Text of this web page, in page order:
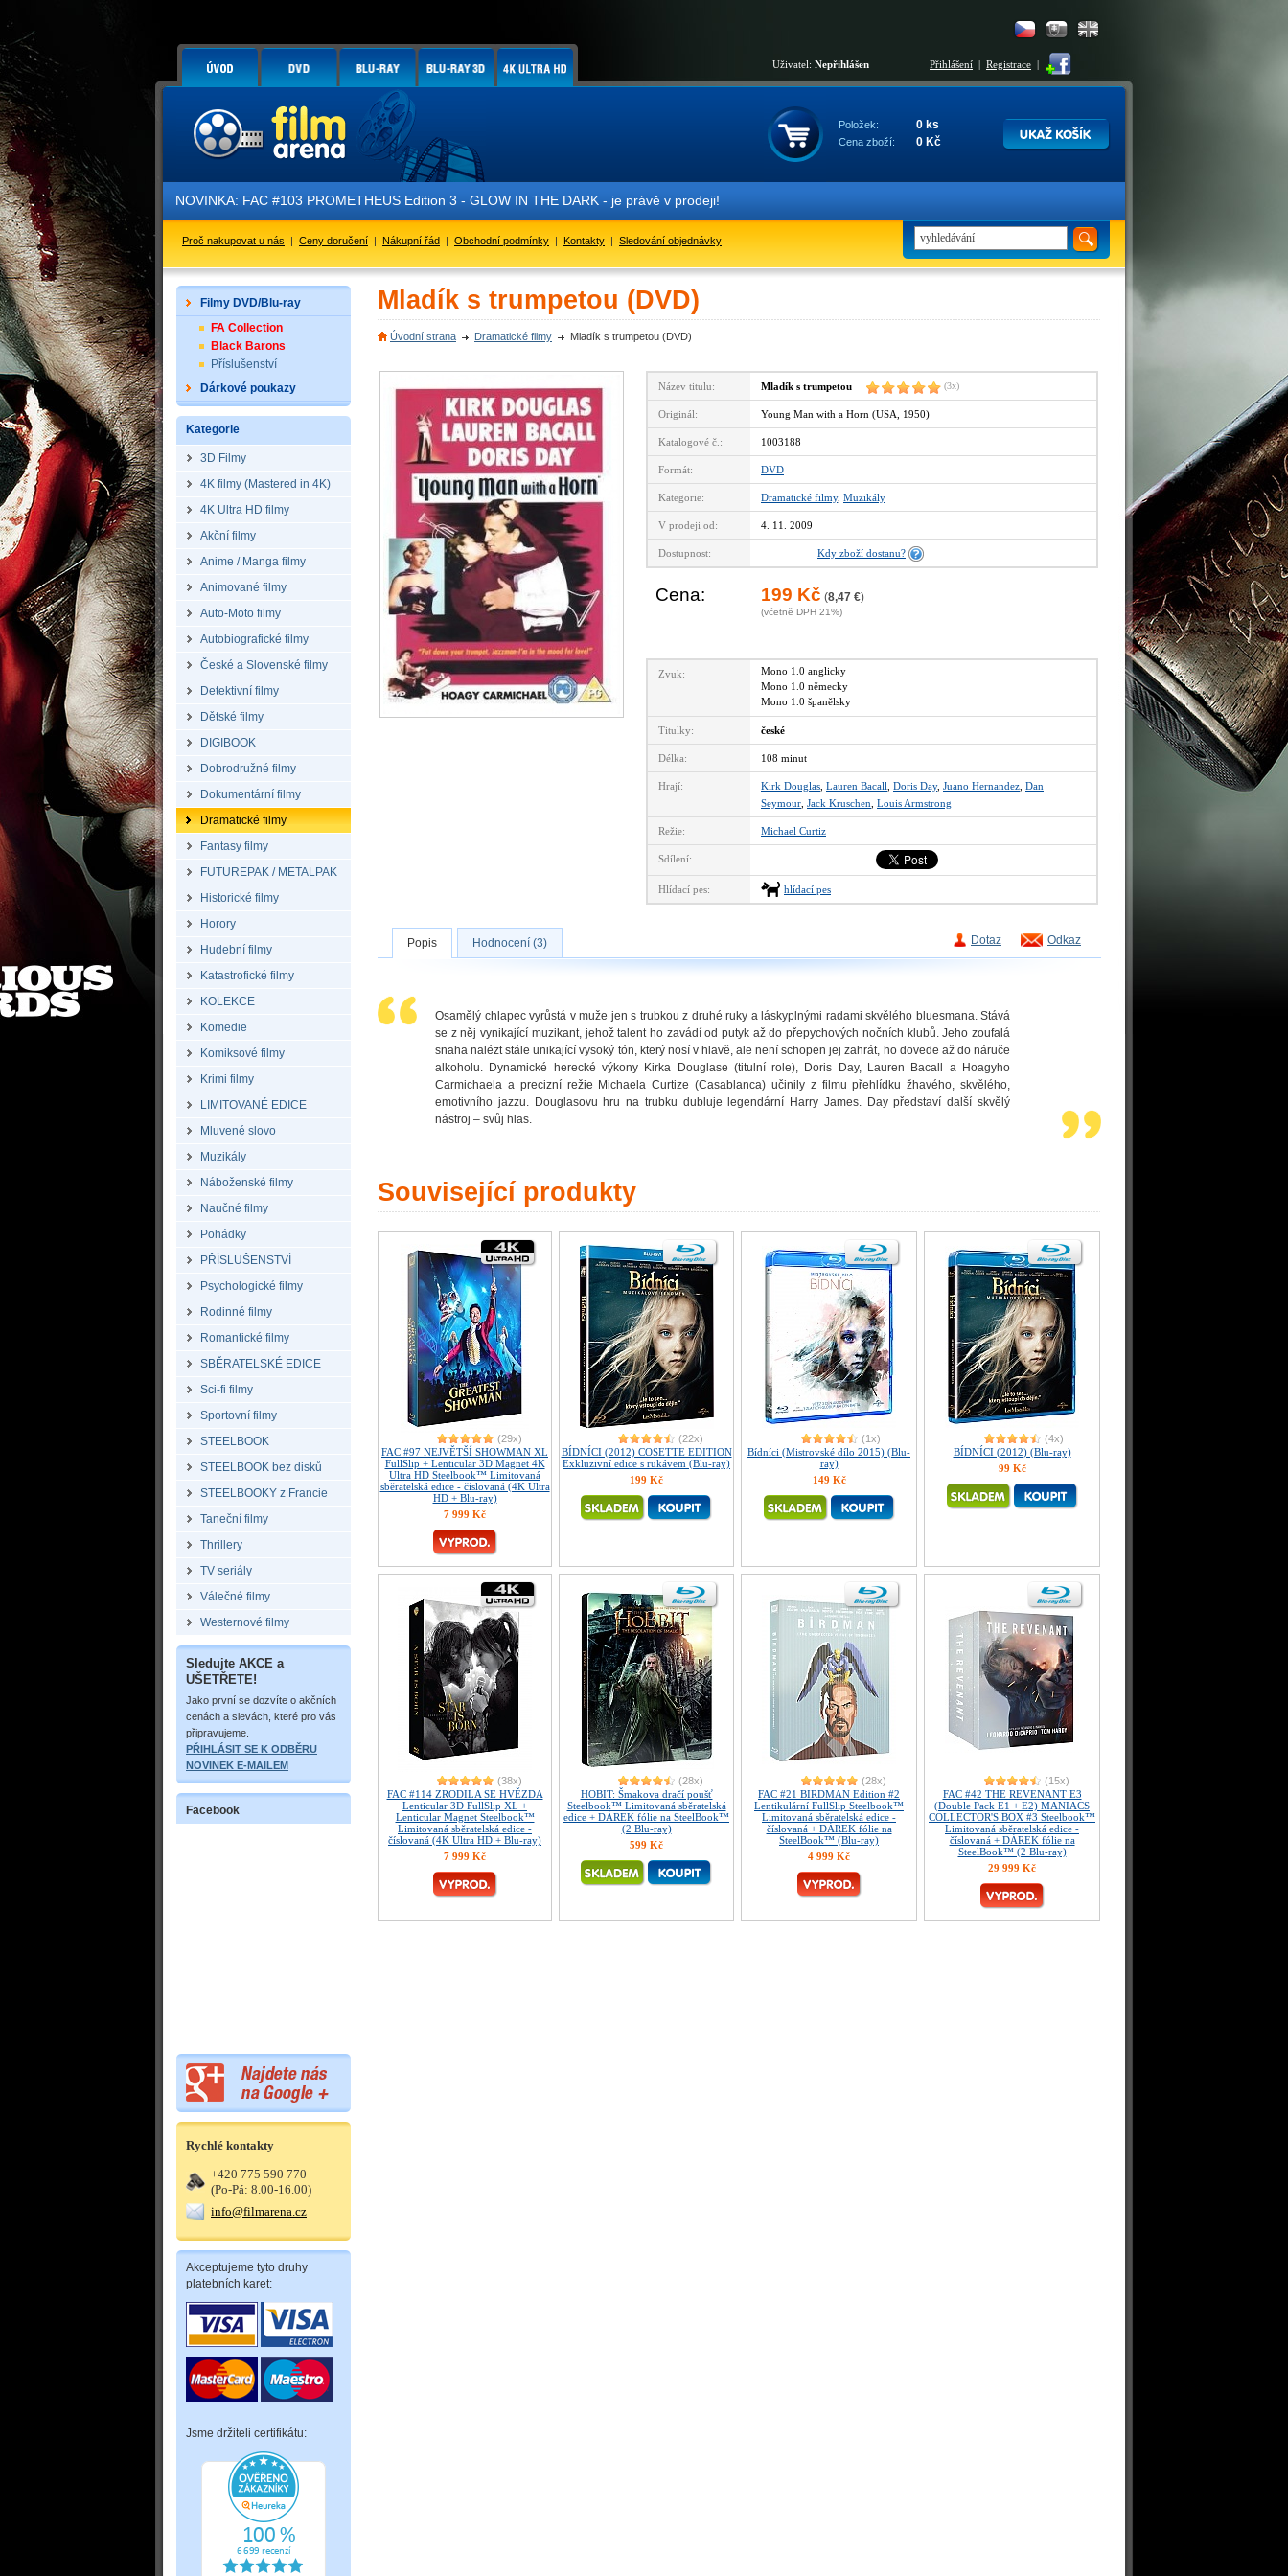
Uživatel: Nepřihlášen Přihlášení | Registrace |
Položek: 0 ks
Cena zboží: 0 Kč
NOVINKA: FAC #103 PROMETHEUS Edition 3 - GLOW IN THE DARK - je právě v prodeji!
Proč nakupovat u nás | Ceny doručení | Nákupní řád | Obchodní podmínky | Kontakty | Sledování objednávky
Filmy DVD/Blu-ray
FA Collection
Black Barons
Příslušenství
Dárkové poukazy
Kategorie
3D Filmy
4K filmy (Mastered in 4K)
4K Ultra HD filmy
Akční filmy
Anime / Manga filmy
Animované filmy
Auto-Moto filmy
Autobiografické filmy
České a Slovenské filmy
Detektivní filmy
Dětské filmy
DIGIBOOK
Dobrodružné filmy
Dokumentární filmy
Dramatické filmy
Fantasy filmy
FUTUREPAK / METALPAK
Historické filmy
Horory
Hudební filmy
Katastrofické filmy
KOLEKCE
Komedie
Komiksové filmy
Krimi filmy
LIMITOVANÉ EDICE
Mluvené slovo
Muzikály
Náboženské filmy
Naučné filmy
Pohádky
PŘÍSLUŠENSTVÍ
Psychologické filmy
Rodinné filmy
Romantické filmy
SBĚRATELSKÉ EDICE
Sci-fi filmy
Sportovní filmy
STEELBOOK
STEELBOOK bez disků
STEELBOOKY z Francie
Taneční filmy
Thrillery
TV seriály
Válečné filmy
Westernové filmy
Sledujte AKCE a
UŠETŘETE!
Jako první se dozvíte o akčních
cenách a slevách, které pro vás
připravujeme.
PŘIHLÁSIT SE K ODBĚRU
NOVINEK E-MAILEM
Facebook
Rychlé kontakty
+420 775 590 770
(Po-Pá: 8.00-16.00)
info@filmarena.cz
Akceptujeme tyto druhy
platebních karet:
Jsme držiteli certifikátu:
Mladík s trumpetou (DVD)
Úvodní strana Dramatické filmy Mladík s trumpetou (DVD)
Název titulu: Mladík s trumpetou (3x)
Originál: Young Man with a Horn (USA, 1950)
Katalogové č.: 1003188
Formát: DVD
Kategorie: Dramatické filmy, Muzikály
V prodeji od: 4. 11. 2009
Dostupnost: Kdy zboží dostanu?
Cena: 199 Kč (8,47 €)
(včetně DPH 21%)
Zvuk:
Mono 1.0 anglicky
Mono 1.0 německy
Mono 1.0 španělsky
Titulky: české
Délka: 108 minut
Hrají: Kirk Douglas Lauren Bacall Doris Day, Juano Hernandez Dan
Seymour Jack Kruschen Louis Armstrong
Režie: Michael Curtiz
Sdílení:
Hlídací pes: hlídací pes
Dotaz Odkaz
Popis Hodnocení (3)
Osamělý chlapec vyrůstá v muže jen s trubkou z druhé ruky a láskyplnými radami skvělého bluesmana. Stává
se z něj vynikající muzikant, jehož talent ho zavádí od putyk až do přepychových nočních klubů. Jeho zoufalá
snaha nalézt stále unikající vysoký tón, který nosí v hlavě, ale není schopen jej zahrát, ho dovede až do náruče
alkoholu. Dynamické herecké výkony Kirka Douglase (titulní role), Doris Day, Lauren Bacall a Hoagyho
Carmichaela a precizní režie Michaela Curtize (Casablanca) učinily z filmu přehlídku žhavého, skvělého,
emotivního jazzu. Douglasovu hru na trubku dubluje legendární Harry James. Day představí další skvělý
nástroj – svůj hlas.
Související produkty
(29x)
FAC #97 NEJVĚTŠÍ SHOWMAN XL
FullSlip + Lenticular 3D Magnet 4K
Ultra HD Steelbook™ Limitovaná
sběratelská edice - číslovaná (4K Ultra
HD + Blu-ray)
7 999 Kč
(22x)
BÍDNÍCI (2012) COSETTE EDITION
Exkluzivní edice s rukávem (Blu-ray)
199 Kč
(1x)
Bídníci (Mistrovské dílo 2015) (Blu-
ray)
149 Kč
(4x)
BÍDNÍCI (2012) (Blu-ray)
99 Kč
(38x)
FAC #114 ZRODILA SE HVĚZDA
Lenticular 3D FullSlip XL +
Lenticular Magnet Steelbook™
Limitovaná sběratelská edice -
číslovaná (4K Ultra HD + Blu-ray)
7 999 Kč
(28x)
HOBIT: Šmakova dračí poušť
Steelbook™ Limitovaná sběratelská
edice + DÁREK fólie na SteelBook™
(2 Blu-ray)
599 Kč
(28x)
FAC #21 BIRDMAN Edition #2
Lentikulární FullSlip Steelbook™
Limitovaná sběratelská edice -
číslovaná + DÁREK fólie na
SteelBook™ (Blu-ray)
4 999 Kč
(15x)
FAC #42 THE REVENANT E3
(Double Pack E1 + E2) MANIACS
COLLECTOR'S BOX #3 Steelbook™
Limitovaná sběratelská edice -
číslovaná + DÁREK fólie na
SteelBook™ (2 Blu-ray)
29 999 Kč